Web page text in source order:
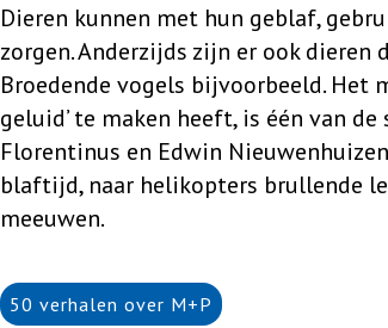
Dieren kunnen met hun geblaf,
zorgen. Anderzijds zijn er ook dieren
Broedende vogels bijvoorbeeld. Het
geluid’ te maken heeft, is één van
Florentinus en Edwin
blaftijd, naar helikopters brullende
meeuwen.
50 verhalen over M+P